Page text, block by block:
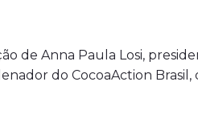
de Anna Paula Losi,
do CocoaAction